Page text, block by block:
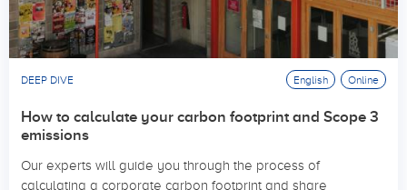
DEEP DIVE English Online
How to calculate your carbon footprint and Scope 3
emissions
Our experts will guide you through the process of
calculating a corporate carbon footprint and share